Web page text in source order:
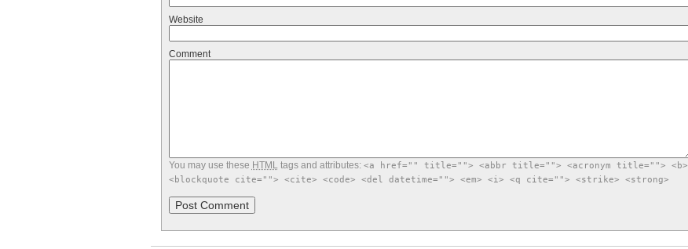
Website
Comment
You may use these HTMLtags and attributes: <a href="" title=""> <abbr title=""> <acronym title=""> <b>
<blockquote cite=""> <cite> <code> <del datetime=""> <em> <i> <q cite=""> <strike> <strong>